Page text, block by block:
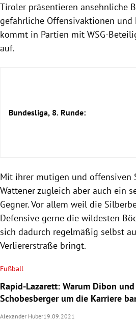
Tiroler präsentieren ansehnliche
gefährliche Offensivaktionen und
kommt in Partien mit WSG-
auf.
Bundesliga, 8. Runde:
Mit ihrer mutigen und offensiven
Wattener zugleich aber auch ein
Gegner. Vor allem weil die
Defensive gerne die wildesten
sich dadurch regelmäßig selbst
Verliererstraße bringt.
Fußball
Rapid-Lazarett: Warum Dibon und
Schobesberger um die Karriere
Alexander Huber19.09.2021